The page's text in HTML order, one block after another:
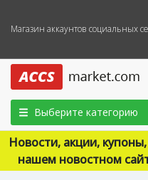
Магазин аккаунтов социальных
Выберите категорию
Новости, акции,
нашем новостном